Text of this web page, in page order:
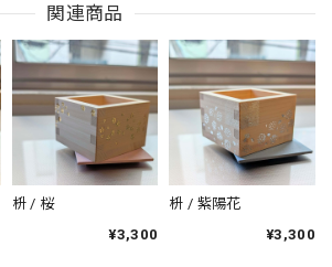
関連商品
枡 / 桜
¥3,300
枡 / 紫陽花
¥3,300